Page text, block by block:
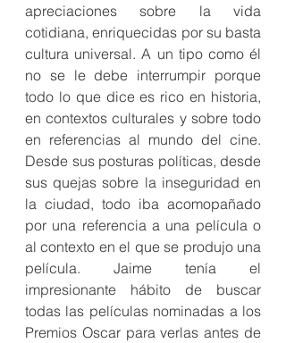
apreciaciones sobre la vida
cotidiana, enriquecidas por su basta
cultura universal. A un tipo como él
no se le debe interrumpir porque
todo lo que dice es rico en historia,
en contextos culturales y sobre todo
en referencias al mundo del cine.
Desde sus posturas políticas, desde
sus quejas sobre la inseguridad en
la ciudad, todo iba acomopañado
por una referencia a una película o
al contexto en el que se produjo una
película. Jaime tenía el
impresionante hábito de buscar
todas las películas nominadas a los
Premios Oscar para verlas antes de